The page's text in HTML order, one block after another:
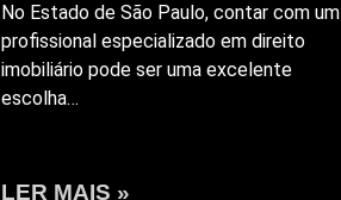
No Estado de São Paulo, contar com um
profissional especializado em direito
imobiliário pode ser uma excelente
escolha…
LER MAIS »